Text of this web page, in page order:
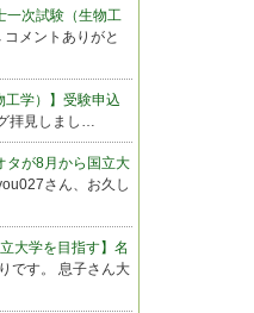
一次試験（生物工
メントありがと
工学）】受験申込
拝見しまし…
タが8月から国立大
さん、お久し
大学を目指す】名
です。 息子さん大